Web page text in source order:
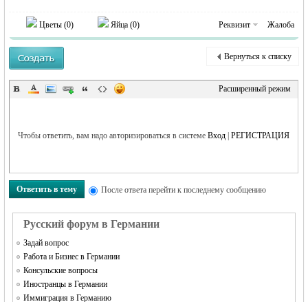
Цветы (0) Яйца (0) Реквизит Жалоба
Вернуться к списку
Расширенный режим
Чтобы ответить, вам надо авторизироваться в системеВход |РЕГИСТРАЦИЯ
Ответить в тему После ответа перейти к последнему сообщению
Русский форум в Германии
Задай вопрос
Работа и Бизнес в Германии
Консульские вопросы
Иностранцы в Германии
Иммиграция в Германию